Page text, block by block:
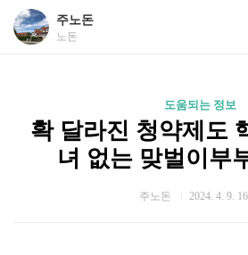
주노돈
노돈
도움되는 정보
확 달라진 청약제도
녀 없는 맞벌이부
주노돈 2024. 4. 9.